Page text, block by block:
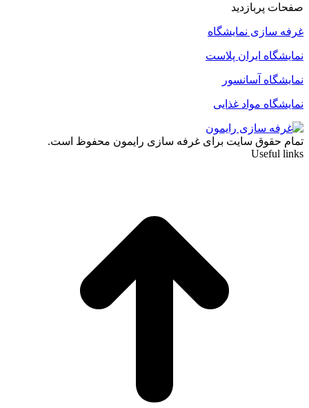
صفحات پربازدید
غرفه سازی نمایشگاه
نمایشگاه ایران پلاست
نمایشگاه آسانسور
نمایشگاه مواد غذایی
تمام حقوق سایت برای غرفه سازی رایمون محفوظ است.
Useful links